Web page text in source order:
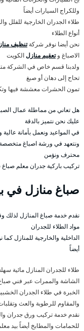
وللكراج السيارات أيضاً
طلاء الجدران الخارجية للفلل
أنواع الطلاء
نحن أيضا نوفر شركةتنظيف
الاصباغ وتعقيم منازلالكويت
ولدبنا قسم خاص في الشركة
تحاح إلى دهان أو صبغ
تمون الحشرات معششة فيها
هل تعاني من مماطلة عمال
عليك نحن نتميز بالدقة
في المواعيد ونعمل بأمانة
ونتعهد في ورشة اصباغ متخصصة
محترف ونؤمن
تركيب باركية جدران معلم
صباغ منازل في
نقدم خدمة صباغ المنازل لذلك
مواد الطلاء للجدران
الداخلية والخارجية للمنازل
أيضاً
طلاء للجدران المنازل مائية
الشاشة والممرات عبر فني
الخبرة في طلاء الجدران
والمقاوم للرطوبة والعث
نقدم خدمة تركيب ورق جدران
للحمامات والمطابخ أيضاً بيد